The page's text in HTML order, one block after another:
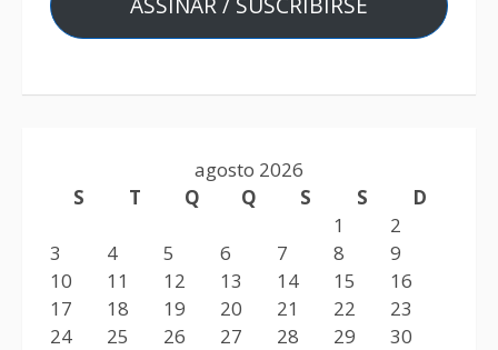
agosto 2026
S
T Q Q S S
D
1
2
3
4 5 6 7 8
9
10
11 12 13 14 15
16
17
18 19 20 21 22
23
24
25 26 27 28 29
30